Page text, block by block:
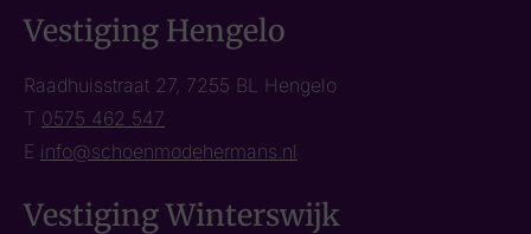
Vestiging Hengelo
Raadhuisstraat 27, 7255 BL Hengelo
T 0575 462 547
E info@schoenmodehermans.nl
Vestiging Winterswijk